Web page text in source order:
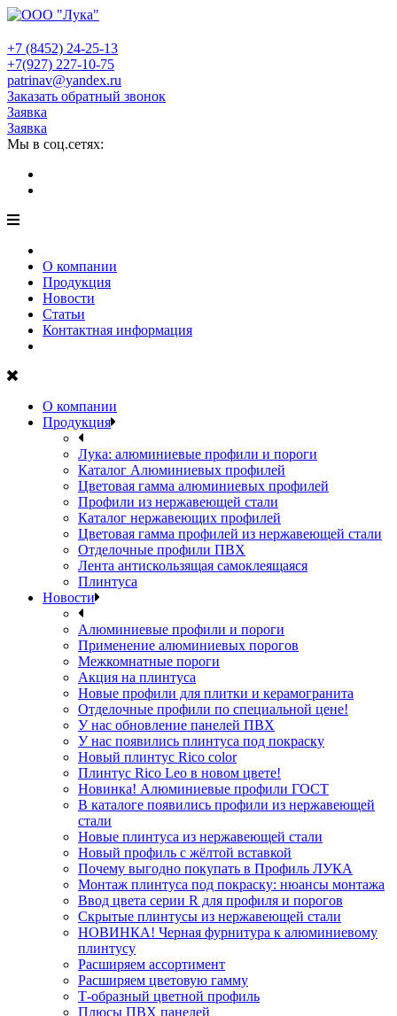
+7 (8452) 24-25-13
+7(927) 227-10-75
patrinav@yandex.ru
Заказать обратный звонок
Заявка
Заявка
Мы в соц.сетях:
О компании
Продукция
Новости
Статьи
Контактная информация
О компании
Продукция
Лука: алюминиевые профили и пороги
Каталог Алюминиевых профилей
Цветовая гамма алюминиевых профилей
Профили из нержавеющей стали
Каталог нержавеющих профилей
Цветовая гамма профилей из нержавеющей стали
Отделочные профили ПВХ
Лента антискользящая самоклеящаяся
Плинтуса
Новости
Алюминиевые профили и пороги
Применение алюминиевых порогов
Межкомнатные пороги
Акция на плинтуса
Новые профили для плитки и керамогранита
Отделочные профили по специальной цене!
У нас обновление панелей ПВХ
У нас появились плинтуса под покраску
Новый плинтус Rico color
Плинтус Rico Leo в новом цвете!
Новинка! Алюминиевые профили ГОСТ
В каталоге появились профили из нержавеющей
стали
Новые плинтуса из нержавеющей стали
Новый профиль с жёлтой вставкой
Почему выгодно покупать в Профиль ЛУКА
Монтаж плинтуса под покраску: нюансы монтажа
Ввод цвета серии R для профиля и порогов
Скрытые плинтусы из нержавеющей стали
НОВИНКА! Черная фурнитура к алюминиевому
плинтусу
Расширяем ассортимент
Расширяем цветовую гамму
Т-образный цветной профиль
Плюсы ПВХ панелей